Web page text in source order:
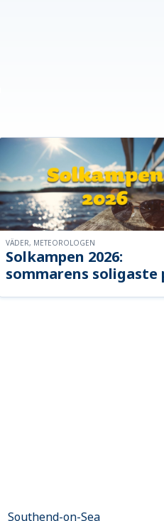
Solkampen 2026:
sommarens soligaste
VÄDER, METEOROLOGEN
Southend-on-Sea